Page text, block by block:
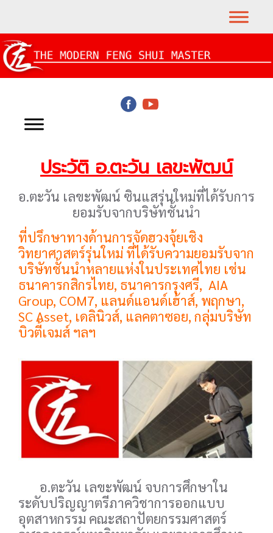
ประวัติ อ.ตะวัน เลขะพัฒน์
อ.ตะวัน เลขะพัฒน์ ซินแสรุ่นใหม่ที่ได้รับการ
ยอมรับจากบริษัทชั้นนำ
ที่ปรึกษาทางด้านการจัดฮวงจุ้ยเชิง
วิทยาศาสตร์รุ่นใหม่ ที่ได้รับความยอมรับจาก
บริษัทชั้นนำหลายแห่งในประเทศไทย เช่น
ธนาคารกสิกรไทย, ธนาคารกรุงศรี, AIA
Group, COM7, แลนด์แอนด์เฮ้าส์, พฤกษา,
SC Asset, เดลินิวส์, แลคตาซอย, กลุ่มบริษัท
บิวตี้เจมส์ ฯลฯ
อ.ตะวัน เลขะพัฒน์ จบการศึกษาใน
ระดับปริญญาตรีภาควิชาการออกแบบ
อุตสาหกรรม คณะสถาปัตยกรรมศาสตร์